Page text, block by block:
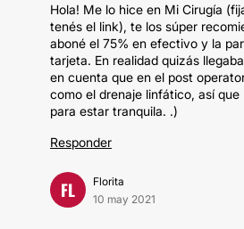
Hola! Me lo hice en Mi Cirugía
tenés el link), te los súper
aboné el 75% en efectivo y la
tarjeta. En realidad quizás
en cuenta que en el post
como el drenaje linfático, así
para estar tranquila. .)
Responder
FL
Florita
10 may 2021